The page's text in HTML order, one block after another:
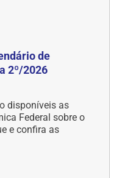
de
2º/2026
disponíveis as
Federal sobre o
e confira as